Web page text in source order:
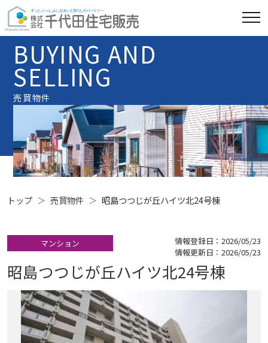
BUYING AND
SELLING
売買物件
トップ 売買物件 昭島つつじが丘ハイツ北24号棟
マンション
情報登録日：2026/05/23
情報更新日：2026/05/23
昭島つつじが丘ハイツ北24号棟